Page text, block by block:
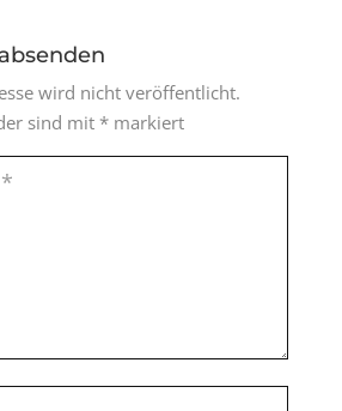
wird nicht veröffentlicht.
sind mit *markiert